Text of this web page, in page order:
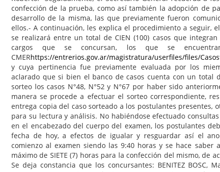
confección de la prueba, como así también la adopción de
desarrollo de la misma, las que previamente fueron
ellos.- A continuación, les explica el procedimiento a seguir,
se realizará entre un total de CIEN (100) casos que
cargos que se concursan, los que se
CMERhttps://entrerios.gov.ar/magistratura/userfiles/files/
y cuya pertinencia fue previamente evaluada por los
aclarado que si bien el banco de casos cuenta con un total
sorteo los casos N°48, N°52 y N°67 por haber sido
manera se procede a efectuar el sorteo correspondiente,
entrega copia del caso sorteado a los postulantes presentes,
para su lectura y análisis. No habiéndose efectuado
en el encabezado del cuerpo del examen, los postulantes
fecha de hoy, a efectos de igualar y resguardar así el
comienzo al examen siendo las 9:40 horas y se hace
máximo de SIETE (7) horas para la confección del mismo, de
Se deja constancia que los concursantes: BENITEZ BOSC,